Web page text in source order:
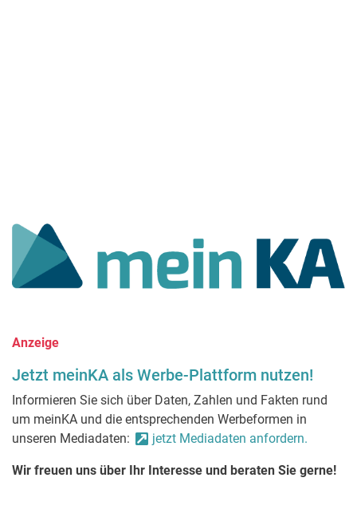
Anzeige
Jetzt meinKA als Werbe-Plattform nutzen!
Informieren Sie sich über Daten, Zahlen und Fakten rund
um meinKA und die entsprechenden Werbeformen in
unseren Mediadaten:
jetzt Mediadaten anfordern.
Wir freuen uns über Ihr Interesse und beraten Sie gerne!